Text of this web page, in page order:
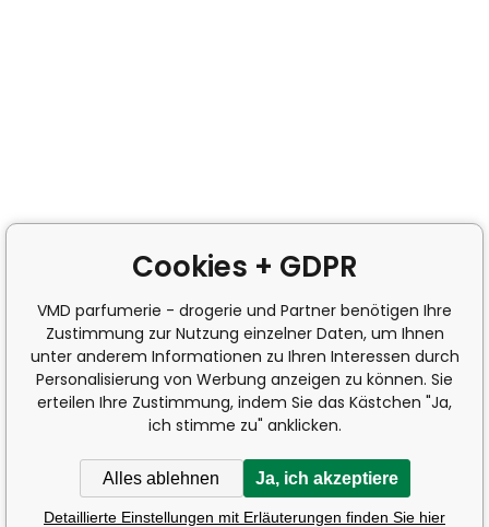
Cookies + GDPR
VMD parfumerie - drogerie und Partner benötigen Ihre
Zustimmung zur Nutzung einzelner Daten, um Ihnen
unter anderem Informationen zu Ihren Interessen durch
Personalisierung von Werbung anzeigen zu können. Sie
erteilen Ihre Zustimmung, indem Sie das Kästchen "Ja,
ich stimme zu" anklicken.
Alles ablehnen Ja, ich akzeptiere
Detaillierte Einstellungen mit Erläuterungen finden Sie hier